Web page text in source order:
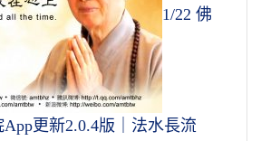
1/22 佛
更新2.0.4版｜法水長流